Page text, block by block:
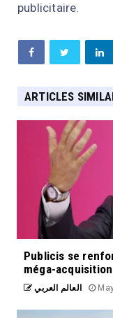
publicitaire.
ARTICLES
Publicis se
méga-
العالم العربي